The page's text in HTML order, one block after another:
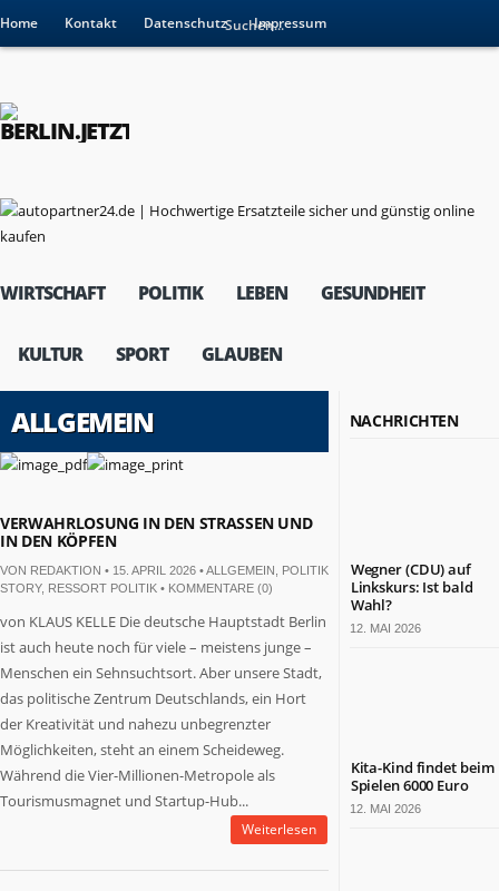
Home Kontakt Datenschutz Impressum
WIRTSCHAFT POLITIK LEBEN GESUNDHEIT
KULTUR SPORT GLAUBEN
ALLGEMEIN
VERWAHRLOSUNG IN DEN STRASSEN UND I
N DEN KÖPFEN
VON REDAKTION • 15. APRIL 2026 •ALLGEMEIN
POLITIK
STORY, RESSORT POLITIK • KOMMENTARE (0)
von KLAUS KELLE Die deutsche Hauptstadt Berlin
ist auch heute noch für viele – meistens junge –
Menschen ein Sehnsuchtsort. Aber unsere Stadt,
das politische Zentrum Deutschlands, ein Hort
der Kreativität und nahezu unbegrenzter
Möglichkeiten, steht an einem Scheideweg.
Während die Vier-Millionen-Metropole als
Tourismusmagnet und Startup-Hub...
Weiterlesen
NACHRICHTEN
Wegner (CDU) auf
Linkskurs: Ist bald
Wahl?
12. MAI 2026
Kita-Kind findet beim
Spielen 6000 Euro
12. MAI 2026